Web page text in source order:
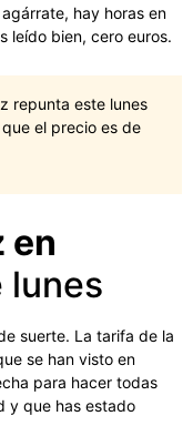
hay horas en
leído bien, cero euros.
repunta este lunes
el precio es de
en
lunes
suerte. La tarifa de la
se han visto en
para hacer todas
y que has estado